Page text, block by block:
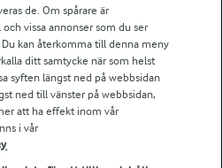
de. Om spårare är
vissa annonser som du ser
kan återkomma till denna meny
ditt samtycke när som helst
syften längst ned på webbsidan
ned till vänster på webbsidan,
att ha effekt inom vår
i vår